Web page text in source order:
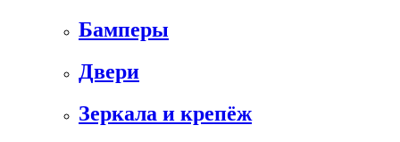
Бамперы
Двери
Зеркала и крепёж